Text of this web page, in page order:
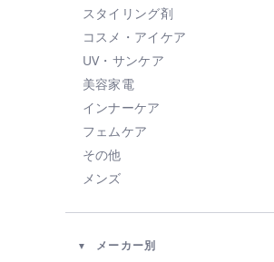
スタイリング剤
コスメ・アイケア
UV・サンケア
美容家電
インナーケア
フェムケア
その他
メンズ
メーカー別